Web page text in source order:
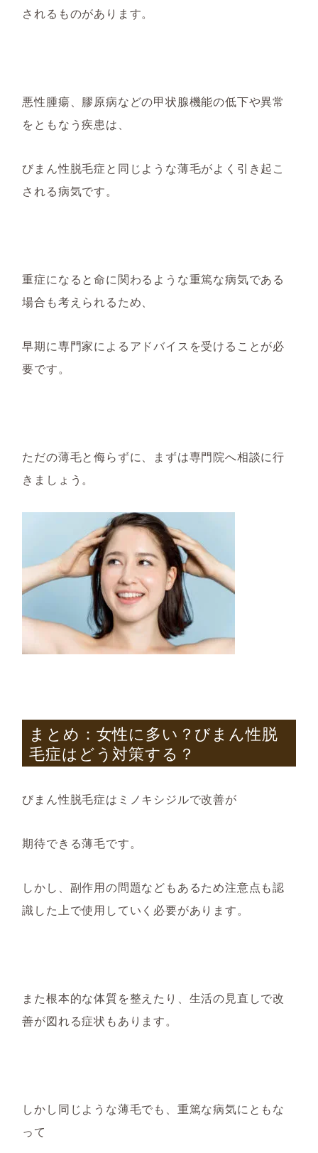
されるものがあります。
悪性腫瘍、膠原病などの甲状腺機能の低下や異常
をともなう疾患は、
びまん性脱毛症と同じような薄毛がよく引き起こ
される病気です。
重症になると命に関わるような重篤な病気である
場合も考えられるため、
早期に専門家によるアドバイスを受けることが必
要です。
ただの薄毛と侮らずに、まずは専門院へ相談に行
きましょう。
まとめ：女性に多い？びまん性脱
毛症はどう対策する？
びまん性脱毛症はミノキシジルで改善が
期待できる薄毛です。
しかし、副作用の問題などもあるため注意点も認
識した上で使用していく必要があります。
また根本的な体質を整えたり、 生活の見直しで改
善が図れる症状もあります。
しかし同じような薄毛でも、重篤な病気にともな
って